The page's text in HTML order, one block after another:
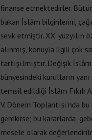
finanse etmektedirler.
bakan İslâm bilginlerini,
sevk etmiştir. XX. yüzyılın
alınmış, konuyla ilgili çok
tartışılmıştır. Değişik
bünyesindeki kurulların
temsil edildiği İslâm Fıkıh
V. Dönem Toplantısı’nda
gerekirse; bu kararlarda,
mesele olarak